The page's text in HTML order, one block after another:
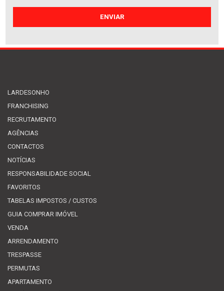
Venda:215.000€
LARDESONHO
FRANCHISING
RECRUTAMENTO
AGÊNCIAS
CONTACTOS
NOTÍCIAS
RESPONSABILIDADE SOCIAL
FAVORITOS
TABELAS IMPOSTOS / CUSTOS
GUIA COMPRAR IMÓVEL
VENDA
ARRENDAMENTO
TRESPASSE
PERMUTAS
APARTAMENTO